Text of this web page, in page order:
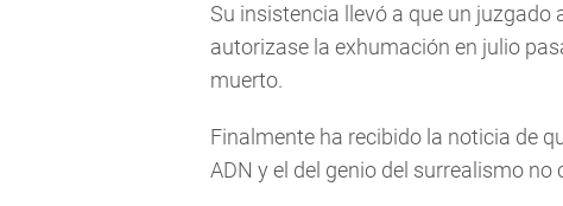
Su insistencia llevó a que un
autorizase la exhumación en julio
muerto.
Finalmente ha recibido la noticia de
ADN y el del genio del surrealismo no